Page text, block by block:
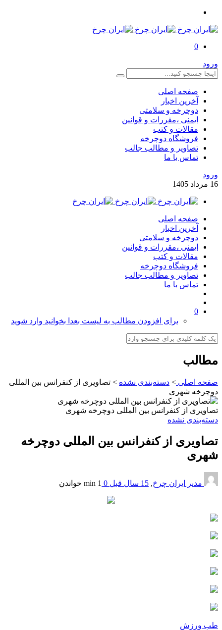
0
ورود
صفحه اصلی
آخرین اخبار
دوچرخه و سلامتی
ایمنی ،مقررات و قوانین
مقالات و کتب
فروشگاه دوچرخه
تصاویر و مطالب جالب
تماس با ما
ورود
16 مرداد 1405
صفحه اصلی
آخرین اخبار
دوچرخه و سلامتی
ایمنی ،مقررات و قوانین
مقالات و کتب
فروشگاه دوچرخه
تصاویر و مطالب جالب
تماس با ما
0
برای افزودن مطالب به لیست بعدا بخوانید وارد شوید
مطالب
صفحه اصلی > دسته‌بندی نشده > تصاویری از کنفرانس بین المللی
دوچرخه شهری
تصاویری از کنفرانس بین المللی دوچرخه شهری
دسته‌بندی نشده
تصاویری از کنفرانس بین المللی دوچرخه
شهری
مدیر ایران چرخ, 15 سال قبل 0
1 min خواندن
طب ورزش